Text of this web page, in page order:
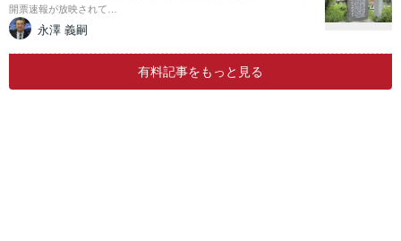
開票速報が放映されて…
永澤 義嗣
有料記事をもっと見る